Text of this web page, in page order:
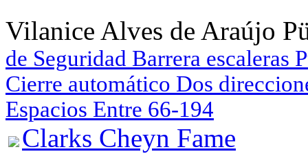
Vilanice Alves de Araújo
de Seguridad Barrera escaleras
Cierre automático Dos
Espacios Entre 66-194
Clarks Cheyn Fame